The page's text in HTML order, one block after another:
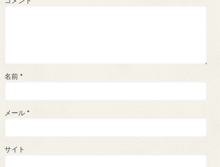
名前 *
メール *
サイト